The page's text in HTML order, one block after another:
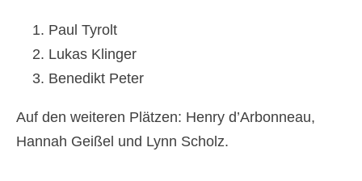
Paul Tyrolt
Lukas Klinger
Benedikt Peter
Auf den weiteren Plätzen: Henry d’Arbonneau,
Hannah Geißel und Lynn Scholz.